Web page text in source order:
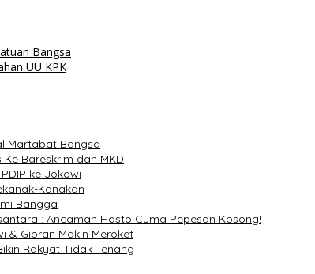
Bangsa
UU KPK
Martabat Bangsa
Bareskrim dan MKD
ke Jokowi
Kanakan
Bangga
: Ancaman Hasto Cuma Pepesan Kosong!
& Gibran Makin Meroket
Rakyat Tidak Tenang